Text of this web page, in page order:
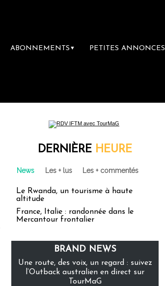
ABONNEMENTS ▼ PETITES ANNONCES
DERNIÈRE HEURE
News Les + lus Les + commentés
Le Rwanda, un tourisme à haute
altitude
France, Italie : randonnée dans le
Mercantour frontalier
BRAND NEWS
Une route, des voix, un regard : suivez
l’Outback australien en direct sur
TourMaG